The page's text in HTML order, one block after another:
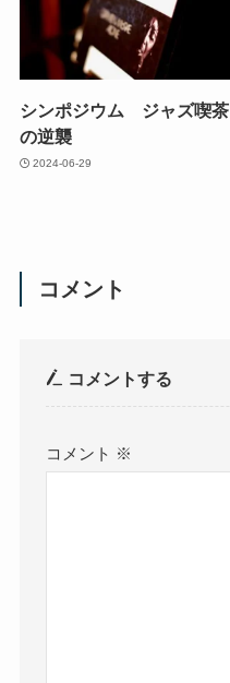
シンポジウム ジャズ喫茶
の逆襲
2024-06-29
コメント
コメントする
コメント ※